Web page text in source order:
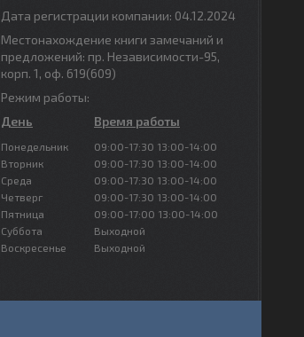
Дата регистрации компании: 04.12.2024
Местонахождение книги замечаний и
предложений: пр. Независимости-95,
корп. 1, оф. 619(609)
Режим работы:
День
Время работы
Понедельник 09:00-17:30 13:00-14:00
Вторник
09:00-17:30 13:00-14:00
Среда
09:00-17:30 13:00-14:00
Четверг
09:00-17:30 13:00-14:00
Пятница
09:00-17:00 13:00-14:00
Суббота
Выходной
Воскресенье
Выходной